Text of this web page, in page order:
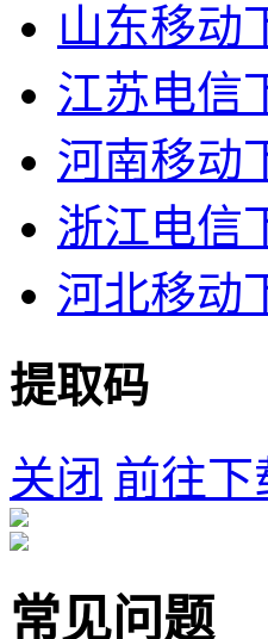
山东移动
江苏电信
河南移动
浙江电信
河北移动
提取码
关闭 前往下
常见问题